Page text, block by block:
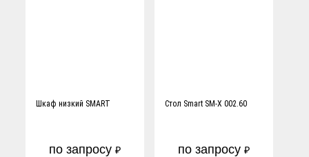
Шкаф низкий SMART
по запросу₽
Стол Smart SM-X 002.60
по запросу ₽